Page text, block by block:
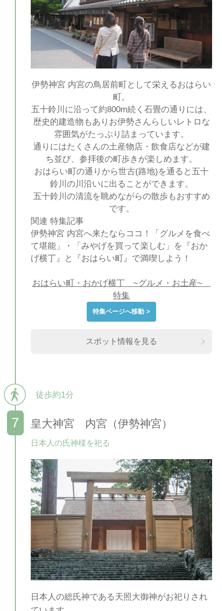
伊勢神宮 内宮の鳥居前町として栄えるおはらい
町。
五十鈴川に沿って約800m続く石畳の通りには、
歴史的建造物もありお伊勢さんらしいレトロな
雰囲気がたっぷり詰まっています。
通りにはたくさんの土産物店・飲食店などが建
ち並び、参拝後の町歩きが楽しめます。
おはらい町の通りから世古(路地)を通ると五十
鈴川の川沿いに出ることができます。
五十鈴川の清流を眺めながらの散歩もおすすめ
です。
関連 特集記事
伊勢神宮 内宮へ来たならココ！「グルメを食べ
て堪能」・「みやげを買って楽しむ」を『おか
げ横丁』と『おはらい町』で満喫しよう！
おはらい町・おかげ横丁 ~グルメ・お土産~
特集
特集ページへ移動 >
スポット情報を見る
徒歩約1分
皇大神宮 内宮（伊勢神宮）
日本人の氏神様を祀る
日本人の総氏神である天照大御神がお祀りされ